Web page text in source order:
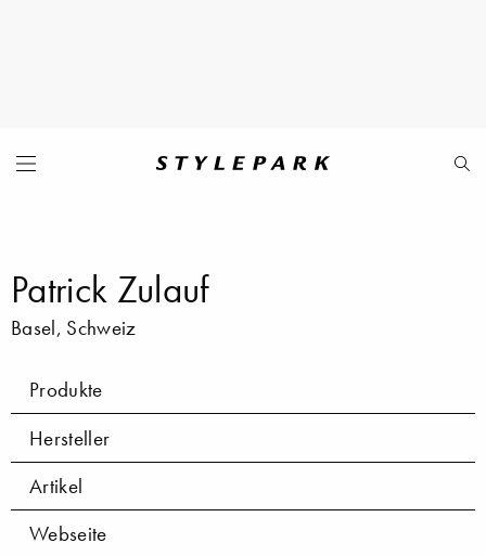
Patrick Zulauf
Basel, Schweiz
Produkte
Hersteller
Artikel
Webseite